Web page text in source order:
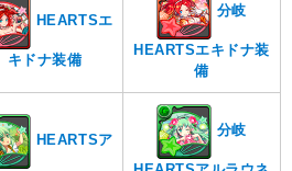
HEARTSエ
キドナ装備
分岐
HEARTSエキドナ装
備
HEARTSア
分岐